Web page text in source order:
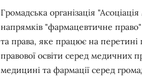
Громадська організація
напрямків "фармацевтичне
та права, яке працює на
правової освіти серед медичних
медицині та фармації серед